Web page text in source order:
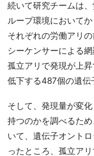
続いて研究チームは
ループ環境において
それぞれの労働アリ
シーケンサーによる
孤立アリで発現が上
低下する487個の遺伝
そして、発現量が変
持つのかを調べるた
いて、遺伝子オント
ったところ、孤立ア